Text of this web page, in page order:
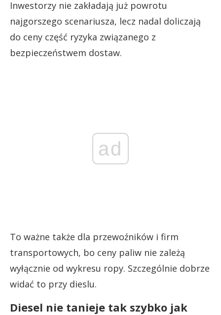
Inwestorzy nie zakładają już powrotu
najgorszego scenariusza, lecz nadal doliczają
do ceny część ryzyka związanego z
bezpieczeństwem dostaw.
ad
To ważne także dla przewoźników i firm
transportowych, bo ceny paliw nie zależą
wyłącznie od wykresu ropy. Szczególnie dobrze
widać to przy dieslu.
Diesel nie tanieje tak szybko jak